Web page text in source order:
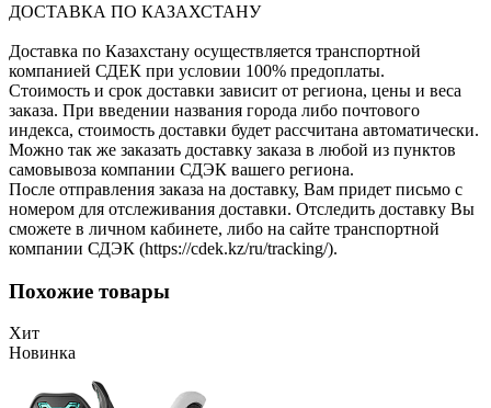
ДОСТАВКА ПО КАЗАХСТАНУ
Доставка по Казахстану осуществляется транспортной
компанией СДЕК при условии 100% предоплаты.
Стоимость и срок доставки зависит от региона, цены и веса
заказа. При введении названия города либо почтового
индекса, стоимость доставки будет рассчитана автоматически.
Можно так же заказать доставку заказа в любой из пунктов
самовывоза компании СДЭК вашего региона.
После отправления заказа на доставку, Вам придет письмо с
номером для отслеживания доставки. Отследить доставку Вы
сможете в личном кабинете, либо на сайте транспортной
компании СДЭК (https://cdek.kz/ru/tracking/).
Похожие товары
Хит
Новинка